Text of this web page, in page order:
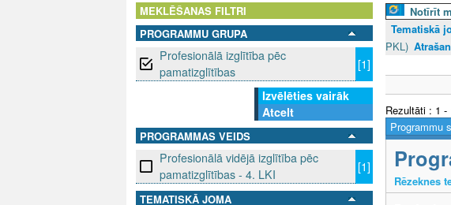
D
L
MEKLĒŠANAS FILTRI
PROGRAMMU GRUPA
Profesionālā izglītība pēc
pamatizglītības
[1]
Izvēlēties vairāk
Atcelt
PROGRAMMAS VEIDS
Profesionālā vidējā izglītība pēc
pamatizglītības - 4. LKI
[1]
TEMATISKĀ JOMA
Notīrīt
Tematiskā
PKL)
Rezultāti : 1 -
Programmu
Rēzeknes